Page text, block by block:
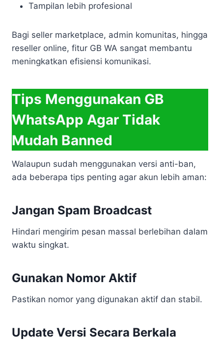
Tampilan lebih profesional
Bagi seller marketplace, admin komunitas, hingga
reseller online, fitur GB WA sangat membantu
meningkatkan efisiensi komunikasi.
Tips Menggunakan GB
WhatsApp Agar Tidak
Mudah Banned
Walaupun sudah menggunakan versi anti-ban,
ada beberapa tips penting agar akun lebih aman:
Jangan Spam Broadcast
Hindari mengirim pesan massal berlebihan dalam
waktu singkat.
Gunakan Nomor Aktif
Pastikan nomor yang digunakan aktif dan stabil.
Update Versi Secara Berkala